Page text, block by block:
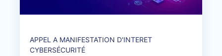
APPEL A MANIFESTATION D'INTERET
CYBERSÉCURITÉ